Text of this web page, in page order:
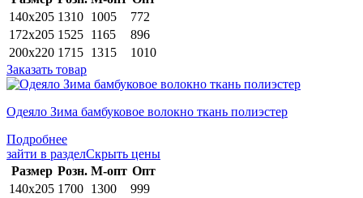
140х205 1310 1005
772
172х205 1525 1165
896
200х220 1715 1315
1010
Заказать товар
Одеяло Зима бамбуковое волокно ткань полиэстер
Подробнее
зайти в разделСкрыть цены
Раз­мер Розн. М-опт Опт
140х205 1700 1300
999